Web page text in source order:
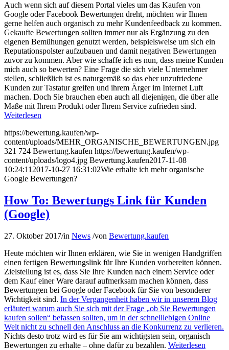
Auch wenn sich auf diesem Portal vieles um das Kaufen von
Google oder Facebook Bewertungen dreht, möchten wir Ihnen
gerne helfen auch organisch zu mehr Kundenfeedback zu kommen.
Gekaufte Bewertungen sollten immer nur als Ergänzung zu den
eigenen Bemühungen genutzt werden, beispielsweise um sich ein
Reputationspolster aufzubauen und damit negativen Bewertungen
zuvor zu kommen. Aber wie schaffe ich es nun, dass meine Kunden
mich auch so bewerten? Eine Frage die sich viele Unternehmer
stellen, schließlich ist es naturgemäß so das eher unzufriedene
Kunden zur Tastatur greifen und ihrem Ärger im Internet Luft
machen. Doch Sie brauchen eben auch all diejenigen, die über alle
Maße mit Ihrem Produkt oder Ihrem Service zufrieden sind.
Weiterlesen
https://bewertung.kaufen/wp-
content/uploads/MEHR_ORGANISCHE_BEWERTUNGEN.jpg
321 724 Bewertung.kaufen https://bewertung.kaufen/wp-
content/uploads/logo4.jpg Bewertung.kaufen2017-11-08
10:24:11 2017-10-27 16:31:02Wie erhalte ich mehr organische
Google Bewertungen?
How To: Bewertungs Link für Kunden
(Google)
27. Oktober 2017/in News /von Bewertung.kaufen
Heute möchten wir Ihnen erklären, wie Sie in wenigen Handgriffen
einen fertigen Bewertungslink für Ihre Kunden vorbereiten können.
Zielstellung ist es, dass Sie Ihre Kunden nach einem Service oder
dem Kauf einer Ware darauf aufmerksam machen können, dass
Bewertungen bei Google oder Facebook für Sie von besonderer
Wichtigkeit sind. In der Vergangenheit haben wir in unserem Blog
erläutert warum auch Sie sich mit der Frage „ob Sie Bewertungen
kaufen sollen“ befassen sollten, um in der schnelllebigen Online
Welt nicht zu schnell den Anschluss an die Konkurrenz zu verlieren.
Nichts desto trotz wird es für Sie am wichtigsten sein, organisch
Bewertungen zu erhalte – ohne dafür zu bezahlen. Weiterlesen